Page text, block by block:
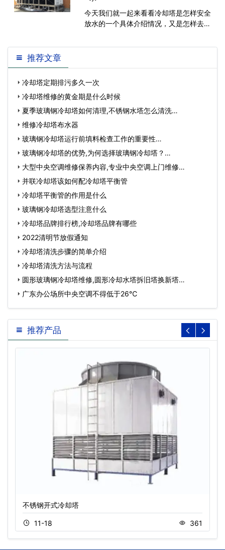
今天我们就一起来看看冷却塔是怎样安全
放水的一个具体介绍情况，又是怎样去通
推荐文章
冷却塔定期排污多久一次
冷却塔维修的黄金期是什么时候
夏季玻璃钢冷却塔如何清理,不锈钢水塔怎么清洗…
维修冷却塔布水器
玻璃钢冷却塔运行前填料检查工作的重要性…
玻璃钢冷却塔的优势,为何选择玻璃钢冷却塔？…
大型中央空调维修保养内容,专业中央空调上门维修…
并联冷却塔该如何配冷却塔平衡管
冷却塔平衡管的作用是什么
玻璃钢冷却塔选型注意什么
冷却塔品牌排行榜,冷却塔品牌有哪些
2022清明节放假通知
冷却塔清洗步骤的简单介绍
冷却塔清洗方法与流程
圆形玻璃钢冷却塔维修,圆形冷却水塔拆旧塔换新塔…
广东办公场所中央空调不得低于26℃
推荐产品
不锈钢开式冷却塔
11-18 361